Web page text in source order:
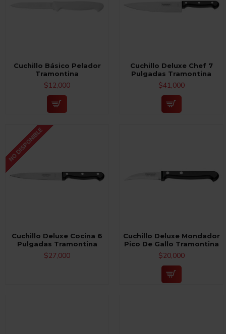
Cuchillo Básico Pelador
Tramontina
$12,000
Cuchillo Deluxe Chef 7
Pulgadas Tramontina
$41,000
NO DISPONIBLE
Cuchillo Deluxe Cocina 6
Pulgadas Tramontina
$27,000
Cuchillo Deluxe Mondador
Pico De Gallo Tramontina
$20,000